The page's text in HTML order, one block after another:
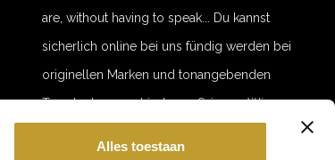
Alles toestaan
are, without having to speak... Du kannst
sicherlich online bei uns fündig werden bei
originellen Marken und tonangebenden
Trends der verschiedenen Saisons. Wir
5% off for your next order